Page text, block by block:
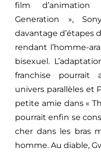
film
Generation »,
davantage d’étapes
rendant l’homme-
bisexuel.
franchise pourrait
univers parallèles et
petite amie dans «
pourrait enfin se
cher dans les bras
homme. Au diable,